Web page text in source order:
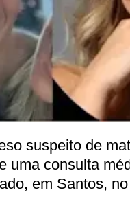
suspeito de
uma consulta
em Santos,